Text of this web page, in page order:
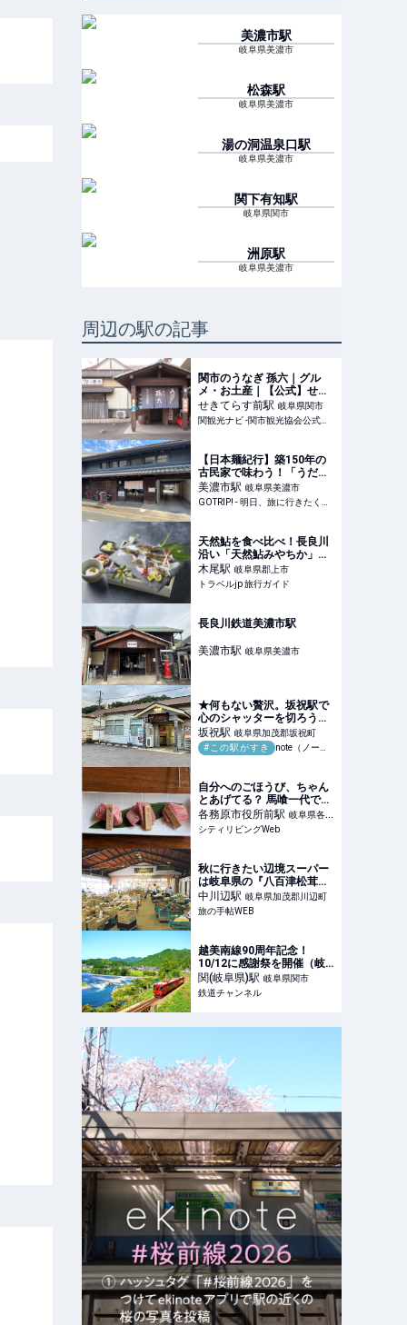
美濃市駅
岐阜県美濃市
松森駅
岐阜県美濃市
湯の洞温泉口駅
岐阜県美濃市
関下有知駅
岐阜県関市
洲原駅
岐阜県美濃市
周辺の駅の記事
関市のうなぎ 孫六｜グル
メ・お土産｜【公式】せき
観光ナビ - 岐阜県関市の観
光・旅行情報
せきてらす前駅 岐阜県関市
関観光ナビ -関市観光協会公式サイト-
【日本麺紀行】築150年の
古民家で味わう！「うだつ
の上がる町並み」の名店で
堪能する石臼挽き手打ち蕎
麦とは？ / 岐阜県美濃市の
GOTRIP!
美濃市駅 岐阜県美濃市
GOTRIP! - 明日、旅に行きたくなるメディア
天然鮎を食べ比べ！長良川
沿い「天然鮎みやちか」の
特別御膳が期間限定で登場 |
岐阜県 | トラベルjp 旅行ガ
イド
木尾駅 岐阜県郡上市
トラベルjp 旅行ガイド
長良川鉄道美濃市駅
美濃市駅 岐阜県美濃市
★何もない贅沢。坂祝駅で
心のシャッターを切ろう！
｜ハッピー
坂祝駅 岐阜県加茂郡坂祝町
#この駅がすき
note（ノート）
自分へのごほうび、ちゃん
とあげてる？ 馬喰一代でと
ろける飛騨牛ランチ｜シテ
ィリビングWeb
各務原市役所前駅 岐阜県各務
原市
シティリビングWeb
秋に行きたい辺境スーパー
は岐阜県の『八百津松茸市
場「後藤食品」』。ヘボ、
鮎、松茸、自家製おかずを
忘れずに｜旅の手帖WEB
中川辺駅 岐阜県加茂郡川辺町
旅の手帖WEB
越美南線90周年記念！
10/12に感謝祭を開催（岐
阜県関市） | 鉄道ニュース |
鉄道チャンネル
関(岐阜県)駅 岐阜県関市
鉄道チャンネル